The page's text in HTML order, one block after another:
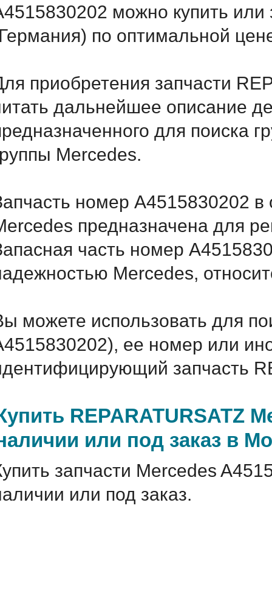
можно купить или
по оптимальной
приобретения запчасти
дальнейшее описание
для поиска
Mercedes.
номер A4515830202 в
предназначена для
часть номер
Mercedes,
можете использовать для
ее номер или
запчасть
REPARATURSATZ
или под заказ в
запчасти Mercedes
или под заказ.